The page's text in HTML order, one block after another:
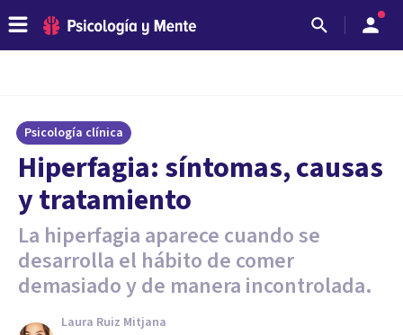
Psicología clínica
Hiperfagia: síntomas, causas
y tratamiento
La hiperfagia aparece cuando se
desarrolla el hábito de comer
demasiado y de manera incontrolada.
Laura Ruiz Mitjana